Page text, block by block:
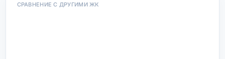
СРАВНЕНИЕ С ДРУГИМИ ЖК